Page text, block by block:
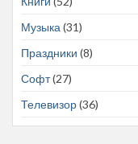
Музыка(31)
Праздники (8)
Софт(27)
Телевизор(36)